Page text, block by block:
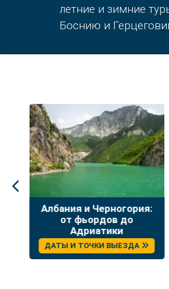
летние и зимние
Боснию и
Черногория:
ВЫЕЗДА
Гранд-тур
на Рош а-
Македония,
ДАТЫ И